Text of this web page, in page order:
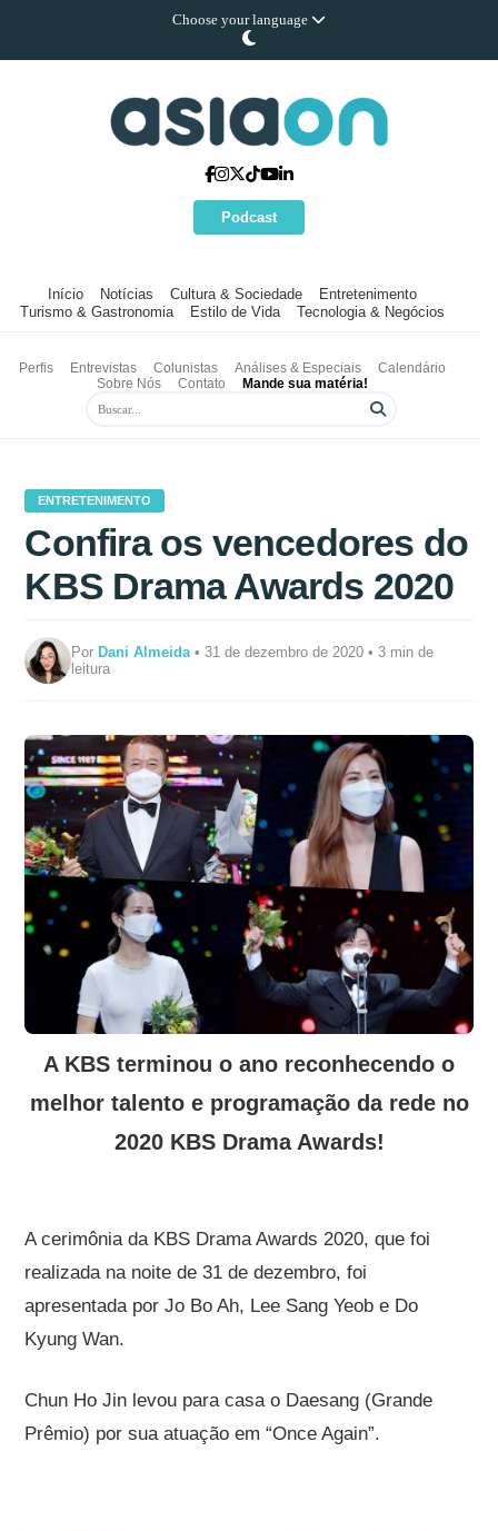
Choose your language
Podcast
Início Notícias Cultura & Sociedade
Entretenimento
Turismo & Gastronomia
Estilo de Vida Tecnologia & Negócios
Perfis Entrevistas Colunistas Análises & Especiais
Calendário
Sobre Nós
Contato Mande sua matéria!
ENTRETENIMENTO
Confira os vencedores do
KBS Drama Awards 2020
Por Dani Almeida• 31 de dezembro de 2020 • 3 min de
leitura
A KBS terminou o ano reconhecendo o
melhor talento e programação da rede no
2020 KBS Drama Awards!
A cerimônia da KBS Drama Awards 2020, que foi
realizada na noite de 31 de dezembro, foi
apresentada por Jo Bo Ah, Lee Sang Yeob e Do
Kyung Wan.
Chun Ho Jin levou para casa o Daesang (Grande
Prêmio) por sua atuação em “Once Again”.